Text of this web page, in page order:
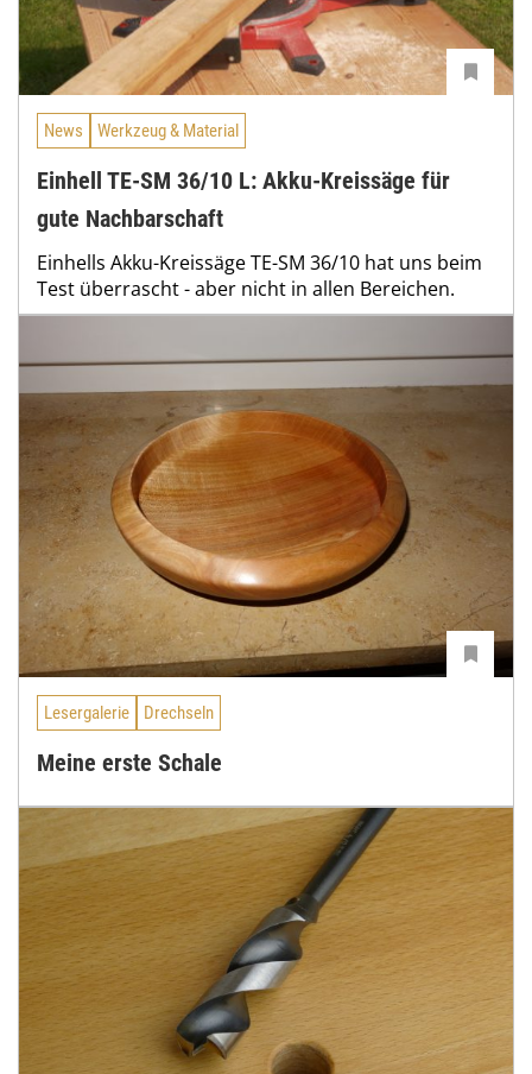
News Werkzeug & Material
Einhell TE-SM 36/10 L: Akku-Kreissäge für
gute Nachbarschaft
Einhells Akku-Kreissäge TE-SM 36/10 hat uns beim
Test überrascht - aber nicht in allen Bereichen.
Lesergalerie Drechseln
Meine erste Schale